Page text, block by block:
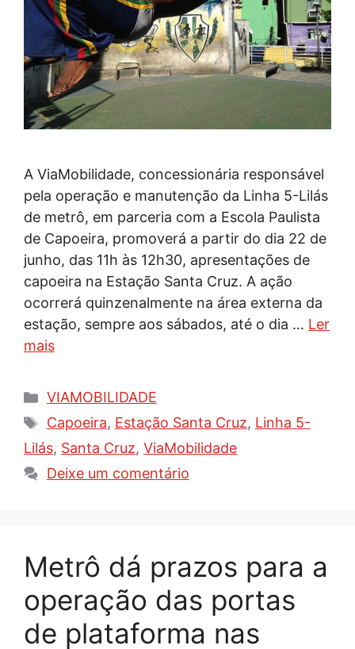
A ViaMobilidade, concessionária responsável
pela operação e manutenção da Linha 5-Lilás
de metrô, em parceria com a Escola Paulista
de Capoeira, promoverá a partir do dia 22 de
junho, das 11h às 12h30, apresentações de
capoeira na Estação Santa Cruz. A ação
ocorrerá quinzenalmente na área externa da
estação, sempre aos sábados, até o dia … Ler
mais
Categorias
VIAMOBILIDADE
Tags
Capoeira, Estação Santa Cruz, Linha 5-
Lilás, Santa Cruz, ViaMobilidade
Deixe um comentário
Metrô dá prazos para a
operação das portas
de plataforma nas